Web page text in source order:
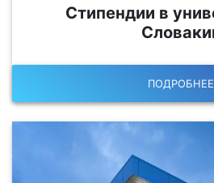
Стипендии в
ПОДРОБНЕЕ